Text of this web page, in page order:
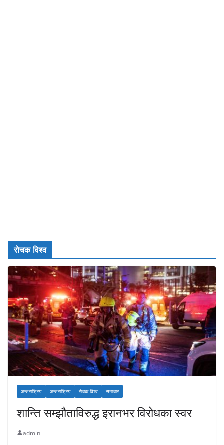
रोचक विश्व
अन्तराष्ट्रिय अन्तराष्ट्रिय रोचक विश्व समाचार
शान्ति सम्झौताविरुद्ध इरानभर विरोधका स्वर
admin